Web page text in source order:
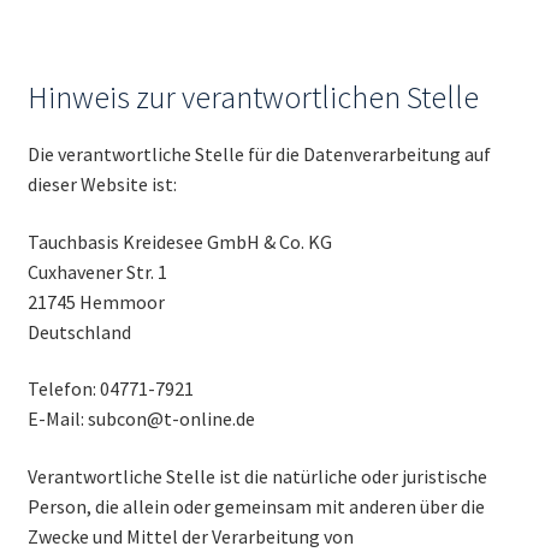
Hinweis zur verantwortlichen Stelle
Die verantwortliche Stelle für die Datenverarbeitung auf
dieser Website ist:
Tauchbasis Kreidesee GmbH & Co. KG
Cuxhavener Str. 1
21745 Hemmoor
Deutschland
Telefon: 04771-7921
E-Mail: subcon@t-online.de
Verantwortliche Stelle ist die natürliche oder juristische
Person, die allein oder gemeinsam mit anderen über die
Zwecke und Mittel der Verarbeitung von